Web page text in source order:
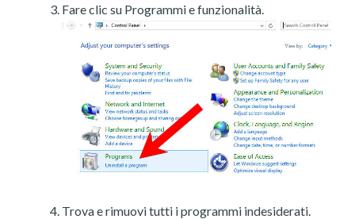
Fare clic su Programmi e funzionalità.
Trova e rimuovi tutti i programmi indesiderati.